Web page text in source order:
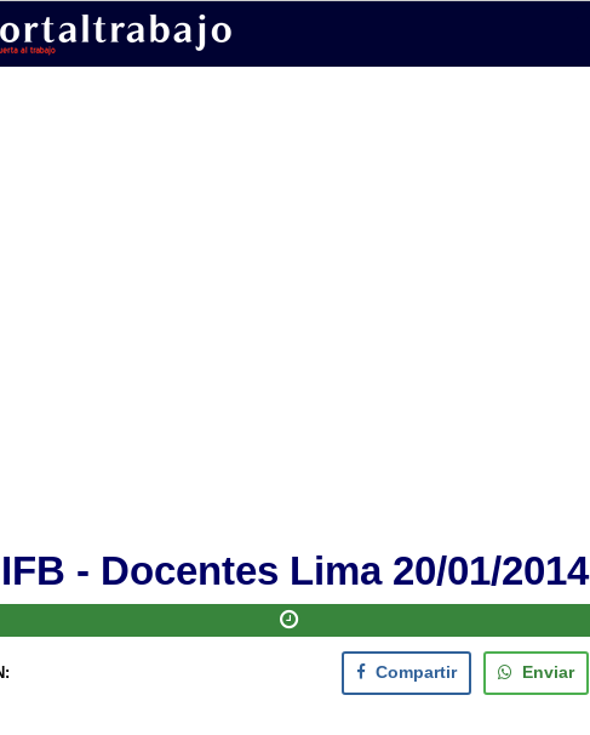
IFB - Docentes Lima 20/01/2014
Compartir Enviar